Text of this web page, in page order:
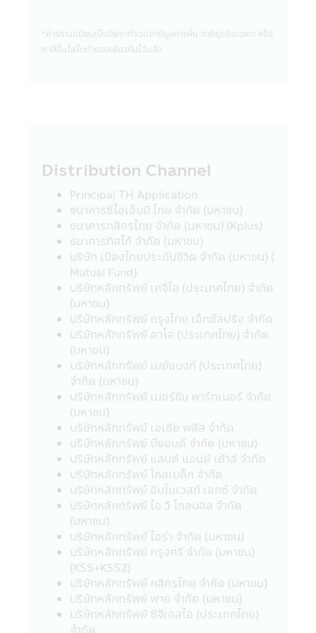
รับประกันความถูกต้องครบถ้วนของข้อมูลดัง
กล่าว และ รับผิดชอบต่อความเสียหายต่างๆ ที่
อัตโนมัติ (Regular Saving Plan)
- ไม่คิดค่าบริการ สำหรับผู้ลงทุนที่มียอด
เงินลงทุนหักรายเดือนตั้งแต่ 5,000 บาทขึ้นไป
ต่อรายการ
- คิดค่าบริการ 10 บาท ต่อรายการ สำหรับ
ผู้ลงทุนที่มียอดเงินลงทุนหักรายเดือนต่ำกว่า
5,000 บาท (ปัจจุบันยกเว้นค่าบริการ)
ค่าบริการดังกล่าว มีผลตั้งแต่วันที่ 23
มีนาคม 2563 เป็นต้นไป จนกว่าจะมีประกาศ
เปลี่ยนแปลง
24. ผู้ลงทุนโปรดศึกษาเงื่อนไขการลงทุนใน
กองทุนรวมเพื่อการออม (SSF) / กองทุนรวม
เพื่อการออมพิเศษ (SSFX) หรือหน่วยลงทุน
ชนิดเพื่อการออมพิเศษ (SSFX) ซึ่งเป็นไปตาม
กฎกระทรวง ฉบับที่ 357 (พ.ศ 2563) ออกตาม
ความในประมวลรัษฎากรว่าด้วยการยกเว้น
รัษฎากร ลงวันที่ 10 มีนาคม 2563 โดยเป็นไป
ตามเกณฑ์กรมรรพากรกำหนด ผู้ลงทุนควร
ศึกษาข้อมูลในหนังสือชี้ชวน/หนังสือชี้ชวนส่วน
สรุปข้อมูลสำคัญ ให้เข้าใจและควรเก็บหนังสือชี้
ชวนไว้เป็นข้อมูล เพื่อใช้อ้างอิงในอนาคต และ
เมื่อมีข้อสงสัยให้สอบถามผู้ติดต่อกับผู้ลงทุนให้
เข้าใจก่อนซื้อหน่วยลงทุน
คำเตือนเฉพาะกองทุน
• ผู้ลงทุนไม่สามารถนำหน่วยลงทุนของกองทุน
รวมเพื่อการเลี้ยงชีพและกองทุนรวมหุ้นระยะ
ยาวไปจำหน่าย จ่าย โอน จำนำ หรือนำไปเป็น
หลักประกัน
*ค่าธรรมเนียมเป็นอัตราที่รวมภาษีมูลค่าเพิ่ม ภาษีธุรกิจเฉพาะ หรือ
ภาษีอื่นใดในทํานองเดียวกันไว้แล้ว
Distribution Channel
Principal TH Application
ธนาคารซีไอเอ็มบี ไทย จำกัด (มหาชน)
ธนาคารกสิกรไทย จำกัด (มหาชน) (Kplus)
ธนาคารทิสโก้ จำกัด (มหาชน)
บริษัท เมืองไทยประกันชีวิต จำกัด (มหาชน) (
Mutual Fund)
บริษัทหลักทรัพย์ เคจีไอ (ประเทศไทย) จำกัด
(มหาชน)
บริษัทหลักทรัพย์ กรุงไทย เอ็กซ์สปริง จำกัด
บริษัทหลักทรัพย์ ดาโอ (ประเทศไทย) จำกัด
(มหาชน)
บริษัทหลักทรัพย์ เมย์แบงก์ (ประเทศไทย)
จำกัด (มหาชน)
บริษัทหลักทรัพย์ เมอร์ชั่น พาร์ทเนอร์ จำกัด
(มหาชน)
บริษัทหลักทรัพย์ เอเซีย พลัส จำกัด
บริษัทหลักทรัพย์ บียอนด์ จำกัด (มหาชน)
บริษัทหลักทรัพย์ แลนด์ แอนด์ เฮ้าส์ จำกัด
บริษัทหลักทรัพย์ โกลเบล็ก จำกัด
บริษัทหลักทรัพย์ อินโนเวสท์ เอกซ์ จำกัด
บริษัทหลักทรัพย์ ไอ วี โกลบอล จำกัด
(มหาชน)
บริษัทหลักทรัพย์ ไอร่า จำกัด (มหาชน)
บริษัทหลักทรัพย์ กรุงศรี จำกัด (มหาชน)
(KSS+KSS2)
บริษัทหลักทรัพย์ กสิกรไทย จำกัด (มหาชน)
บริษัทหลักทรัพย์ พาย จำกัด (มหาชน)
บริษัทหลักทรัพย์ ซีจีเอสไอ (ประเทศไทย)
จำกัด